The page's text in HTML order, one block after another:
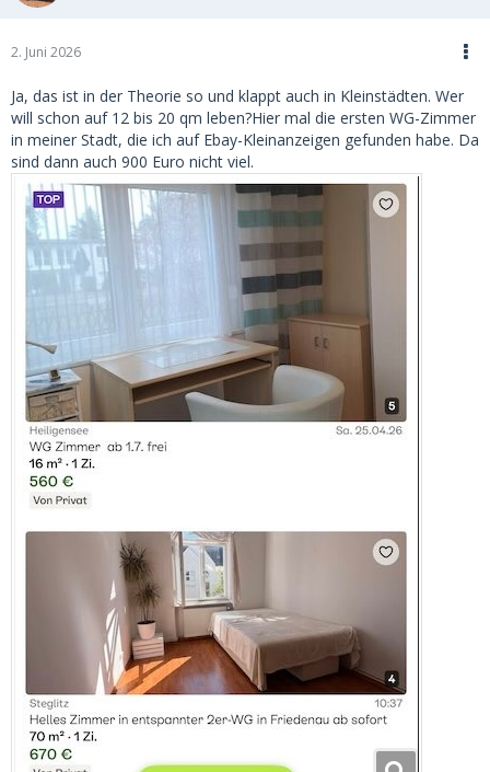
2. Juni 2026
Ja, das ist in der Theorie so und klappt auch in Kleinstädten. Wer
will schon auf 12 bis 20 qm leben?Hier mal die ersten WG-Zimmer
in meiner Stadt, die ich auf Ebay-Kleinanzeigen gefunden habe. Da
sind dann auch 900 Euro nicht viel.